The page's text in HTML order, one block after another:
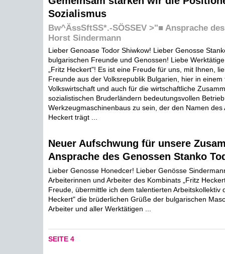
Sozialismus
Bw^ÄssSftSS*.-SÖSSEV >"■ Ansprache
Horst Sindermann
Lieber Genoase Todor Shiwkow! Lieber Genosse
bulgarischen Freunde und Genossen! Liebe
„Fritz Heckert"! Es ist eine Freude für uns, mit Ihnen,
Freunde aus der Volksrepublik Bulgarien, hier in einem
Volkswirtschaft und auch für die wirtschaftliche
sozialistischen Bruderländern bedeutungsvollen
Werkzeugmaschinenbaus zu sein, der den Namen des
Heckert trägt ...
Neuer Aufschwung für unsere
Ansprache des Genossen Stanko
Lieber Genosse Honedcer! Lieber Genösse
Arbeiterinnen und Arbeiter des Kombinats „Fritz
Freude, übermittle ich dem talentierten Arbeitskollektiv
Heckert" die brüderlichen Grüße der bulgarischen
Arbeiter und aller Werktätigen ...
SEITE 4